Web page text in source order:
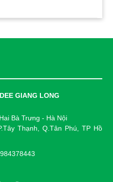
GIANG LONG
Bà Trưng - Hà Nội
Thạnh, Q.Tân Phú, TP Hồ